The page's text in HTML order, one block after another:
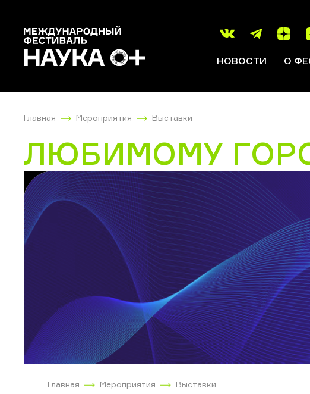
НОВОСТИ О
Главная Мероприятия Выставки
ЛЮБИМОМУ
Главная Мероприятия Выставки